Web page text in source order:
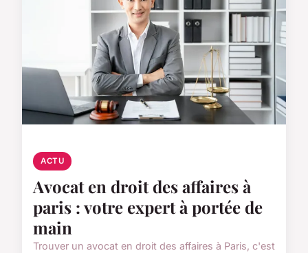
ACTU
Avocat en droit des affaires à
paris : votre expert à portée de
main
Trouver un avocat en droit des affaires à Paris, c'est